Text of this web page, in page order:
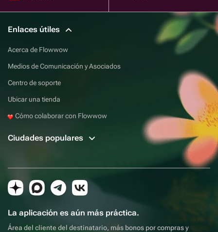
Enlaces útiles
Acerca de Flowwow
Medios de Comunicación y Asociados
Centro de soporte
Ubicar una tienda
Cómo colaborar con Flowwow
Ciudades populares
La aplicación es aún más práctica.
Área del cliente del destinatario, más bonos por compras y